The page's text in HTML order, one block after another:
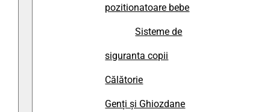
pozitionatoare bebe
Sisteme de
siguranta copii
Călătorie
Genți și Ghiozdane